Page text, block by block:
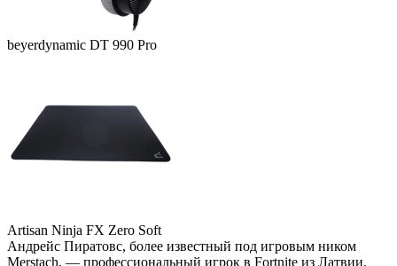
beyerdynamic DT 990 Pro
Artisan Ninja FX Zero Soft
Андрейс Пиратовс, более известный под игровым ником
Merstach, — профессиональный игрок в Fortnite из Латвии.